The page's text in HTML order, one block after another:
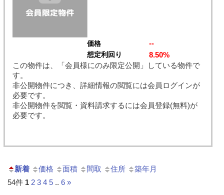
価格 --
想定利回り
8.50%
この物件は、「会員様にのみ限定公開」している物件で
す。
非公開物件につき、詳細情報の閲覧には会員ログインが
必要です。
非公開物件を閲覧・資料請求するには会員登録(無料)が
必要です。
新着 価格 面積 間取 住所
築年月
54件 1 2 3 4 5 .. 6 »